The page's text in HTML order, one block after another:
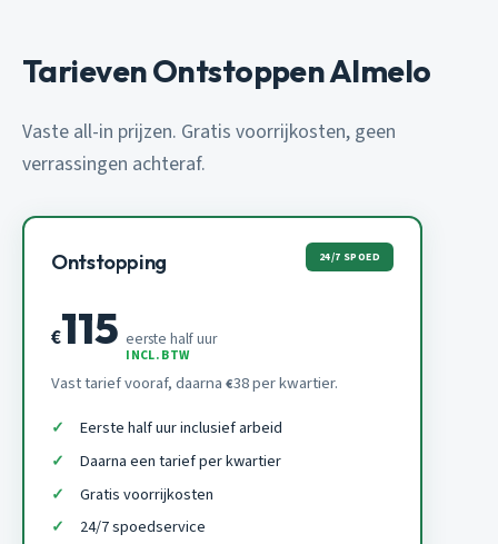
Tarieven Ontstoppen Almelo
Vaste all-in prijzen. Gratis voorrijkosten, geen
verrassingen achteraf.
Ontstopping 24/7 SPOED
€115 eerste half uur
INCL. BTW
Vast tarief vooraf, daarna €38 per kwartier.
Eerste half uur inclusief arbeid
Daarna een tarief per kwartier
Gratis voorrijkosten
24/7 spoedservice